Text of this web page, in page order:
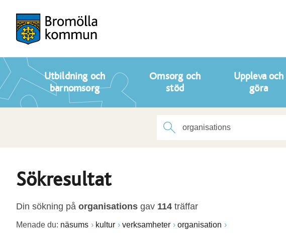
Utbildning och
barnomsorg
Omsorg och
stöd
Uppleva och
göra
Sökresultat
Din sökning på organisations gav 114 träffar
Menade du: näsums kultur verksamheter organisation